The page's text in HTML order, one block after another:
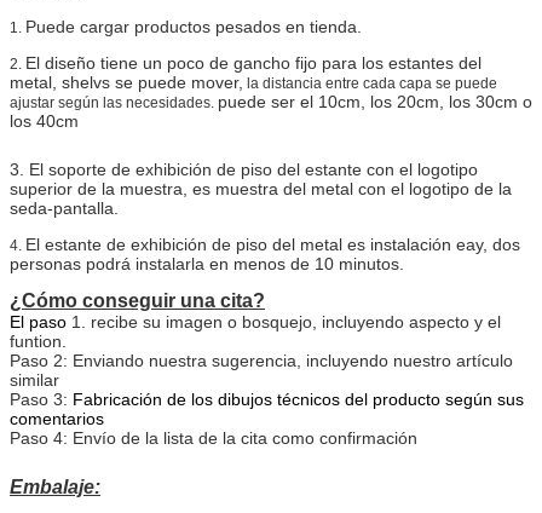
1. Puede cargar productos pesados en tienda
2. El diseño tiene un poco de gancho fijo para los estantes del
metal, shelvs se puede mover, la distancia entre cada capa se puede
ajustar según las necesidades. puede ser el 10cm, los 20cm, los 30cm o
los 40cm
3. El soporte de exhibición de piso del estante con el logotipo
superior de la muestra, es muestra del metal con el logotipo de la
seda-pantalla.
4. El estante de exhibición de piso del metal es instalación eay, dos
personas podrá instalarla en menos de 10 minutos.
¿Cómo conseguir una cita?
El paso 1. recibe su imagen o bosquejo, incluyendo aspecto y el
funtion.
Paso 2: Enviando nuestra sugerencia, incluyendo nuestro artículo
similar
Paso 3: Fabricación de los dibujos técnicos del producto según sus
comentarios
Paso 4: Envío de la lista de la cita como confirmación
Embalaje: